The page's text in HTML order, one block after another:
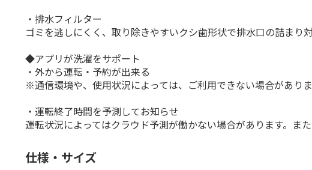
・排水フィルター
ゴミを逃しにくく、取り除きやすいクシ歯形状で排水口の詰まり
◆アプリが洗濯をサポート
・外から運転・予約が出来る
※通信環境や、使用状況によっては、ご利用できない場合がありま
・運転終了時間を予測してお知らせ
運転状況によってはクラウド予測が働かない場合があります。ま
仕様・サイズ